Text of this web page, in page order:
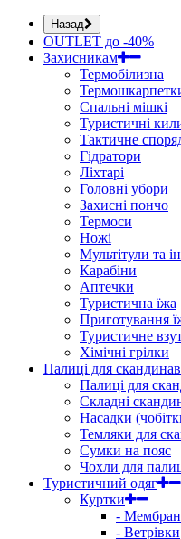
Назад
OUTLET до -40%
Захисникам
Термобілизна
Спальні мішкі
Туристичні
Тактичне
Гідратори
Ліхтарі
Головні убори
Захисні пончо
Термоси
Ножі
Мультітули та
Карабіни
Аптечки
Туристична їжа
Приготування
Туристичне
Хімічні грілки
Палиці для
Палиці для
Складні
Насадки
Темляки для
Сумки на пояс
Чохли для
Туристичний одяг
Куртки
-
- Ветрівки